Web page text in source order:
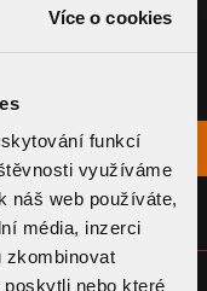
Více o cookies
funkcí
využíváme
náš web používáte,
média, inzerci
zkombinovat
nebo které
HERUNTERLADEN